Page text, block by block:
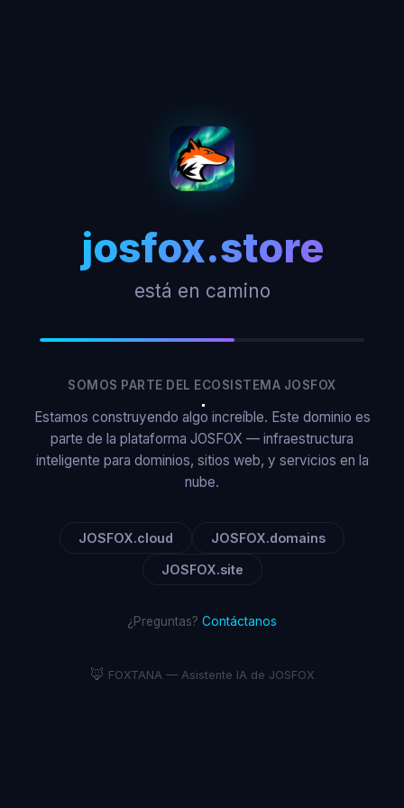
josfox.store
está en camino
SOMOS PARTE DEL ECOSISTEMA JOSFOX
Estamos construyendo algo increíble. Este dominio es
parte de la plataforma JOSFOX — infraestructura
inteligente para dominios, sitios web, y servicios en la
nube.
JOSFOX.cloud JOSFOX.domains
JOSFOX.site
¿Preguntas? Contáctanos
🦊 FOXTANA — Asistente IA de JOSFOX